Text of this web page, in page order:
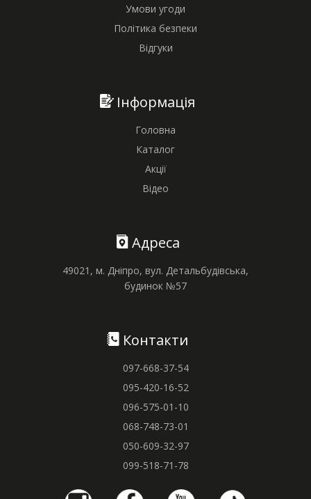
Умови угоди
Політика безпеки
Відгуки
Інформація
Головна
Каталог
Акції
Відео
Адреса
49021, м. Дніпро, вул. Детальбудівська,
будинок №57
Контакти
097-668-37-54
095-420-16-52
096-575-01-10
068-748-73-01
050-609-32-97
099-518-71-78